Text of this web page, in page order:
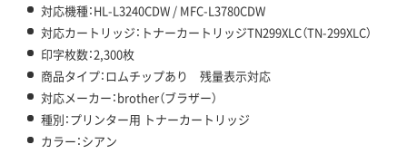
対応機種：HL-L3240CDW / MFC-L3780CDW
対応カートリッジ：トナーカートリッジTN299XLC（TN-299XLC）
印字枚数：2,300枚
商品タイプ：ロムチップあり 残量表示対応
対応メーカー：brother（ブラザー）
種別：プリンター用 トナーカートリッジ
カラー：シアン